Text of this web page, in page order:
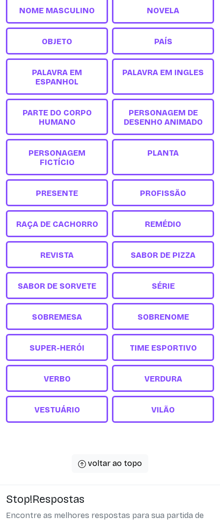
NOME MASCULINO NOVELA
OBJETO PAÍS
PALAVRA EM
ESPANHOL
PALAVRA EM INGLES
PARTE DO CORPO
HUMANO
PERSONAGEM DE
DESENHO ANIMADO
PERSONAGEM
FICTÍCIO
PLANTA
PRESENTE PROFISSÃO
RAÇA DE CACHORRO REMÉDIO
REVISTA SABOR DE PIZZA
SABOR DE SORVETE SÉRIE
SOBREMESA SOBRENOME
SUPER-HERÓI TIME ESPORTIVO
VERBO VERDURA
VESTUÁRIO VILÃO
voltar ao topo
Stop!Respostas
Encontre as melhores respostas para sua partida de